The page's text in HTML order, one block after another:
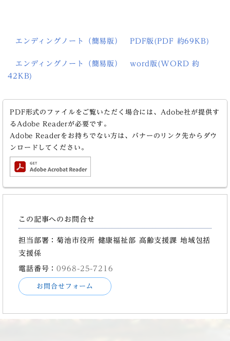
エンディングノート（簡易版） PDF版(PDF 約69KB)
エンディングノート（簡易版） word版(WORD 約
42KB)
PDF形式のファイルをご覧いただく場合には、Adobe社が提供す
るAdobe Readerが必要です。
Adobe Readerをお持ちでない方は、バナーのリンク先からダウ
ンロードしてください。
この記事へのお問合せ
担当部署：菊池市役所 健康福祉部 高齢支援課 地域包括
支援係
電話番号：0968-25-7216
お問合せフォーム